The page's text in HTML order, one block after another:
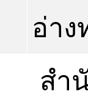
อ่าง
สำ